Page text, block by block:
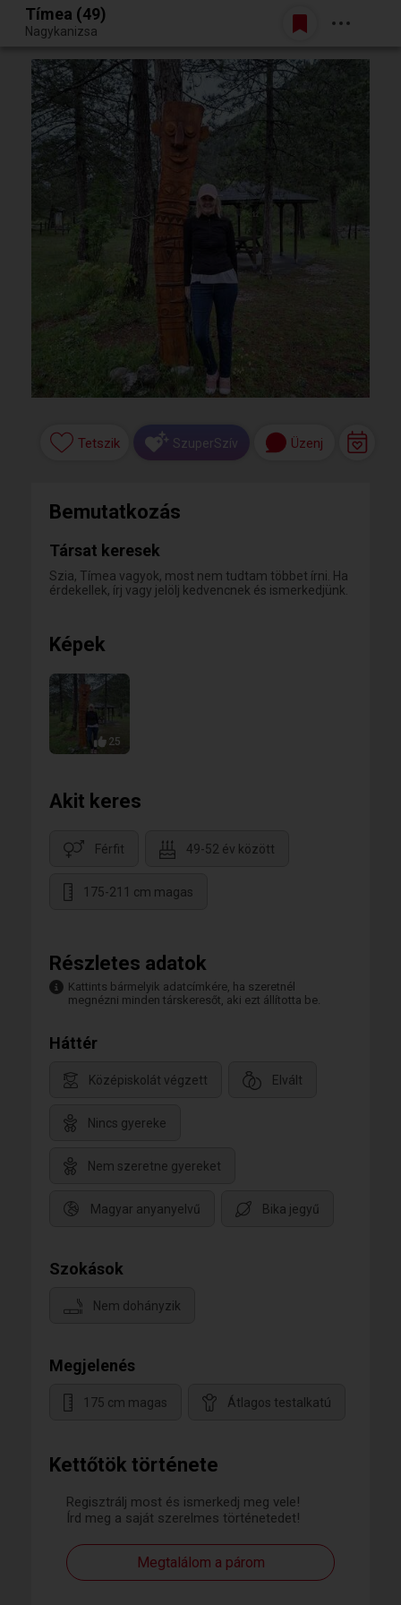
Egy jó randiból bármi lehet.
Belépés
Tímea (49)
Nagykanizsa
Kettőtök története
Regisztrálj most és ismerkedj meg vele!
Írd meg a saját szerelmes történetedet!
Megtalálom a párom
Tetszik SzuperSzív Üzenj
Bemutatkozás
Társat keresek
Szia, Tímea vagyok, most nem tudtam többet írni. Ha
érdekellek, írj vagy jelölj kedvencnek és ismerkedjünk.
Képek
25
Akit keres
Férfit 49-52 év között
175-211 cm magas
Részletes adatok
Kattints bármelyik adatcímkére, ha szeretnél
megnézni minden társkeresőt, aki ezt állította be.
Háttér
Középiskolát végzett Elvált
Nincs gyereke
Nem szeretne gyereket
Magyar anyanyelvű Bika jegyű
Szokások
Nem dohányzik
Megjelenés
175 cm magas Átlagos testalkatú